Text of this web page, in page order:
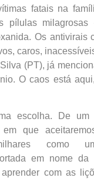
fatais na
pílulas
Os antivirais
caros,
(PT), já
O caos está
escolha. De
em que
como
em nome da
com as